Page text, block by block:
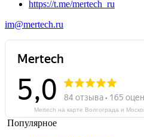
Совместимо с
Автоматизация торговли
Обслуживание каждого клиента
торговых операциях
позволяет избежать штрафов.
https://t.me/mertech_ru
im@mertech.ru
Mertech на карте Волгограда и
Популярное